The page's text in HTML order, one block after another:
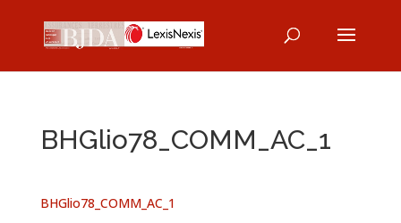
BHGlio78_COMM_AC_1
BHGlio78_COMM_AC_1